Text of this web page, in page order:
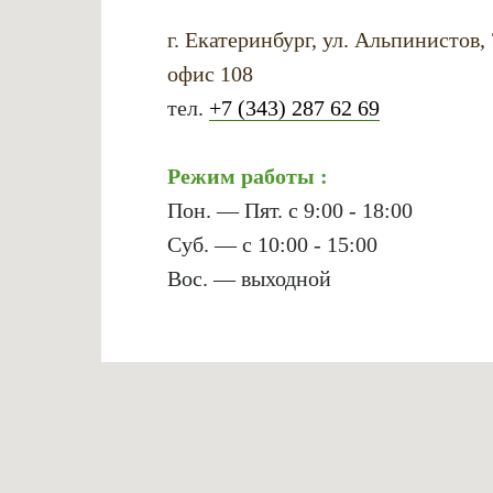
г. Екатеринбург, ул.
офис 108
тел. +7 (343) 287 62 69
Режим работы :
Пон. — Пят. с 9:00 - 18:00
Суб. — с 10:00 - 15:00
Вос. — выходной